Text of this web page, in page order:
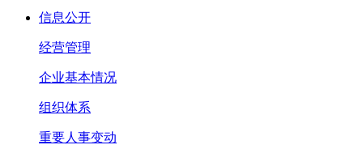
信息公开
经营管理
企业基本情况
组织体系
重要人事变动